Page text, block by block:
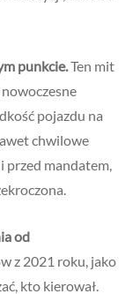
punkcie.Ten mit
pojazdu na
chwilowe
mandatem,
od
z 2021 roku, jako
kto kierował.